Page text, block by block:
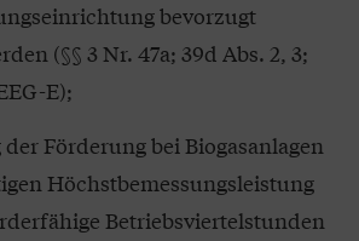
bevorzugt
(§§ 3 Nr. 47a; 39d Abs. 2, 3;
E);
Förderung bei Biogasanlagen
Höchstbemessungsleistung
Betriebsviertelstunden